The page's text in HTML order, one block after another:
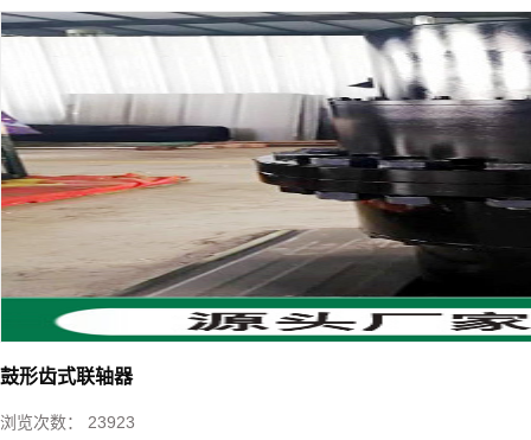
鼓形齿式联轴器
浏览次数： 23923